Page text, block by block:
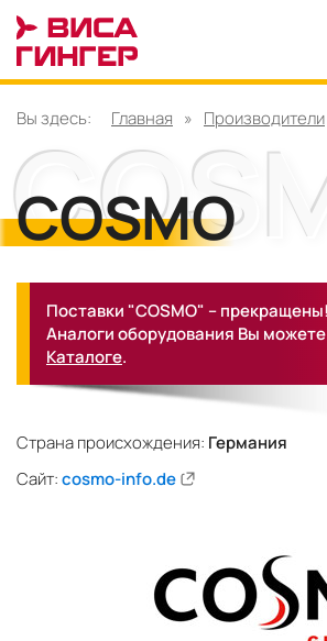
Вы здесь: Главная » Производители
COSMO
Поставки "COSMO" – прекращены!
Аналоги оборудования Вы
Каталоге.
Страна происхождения: Германия
Сайт:cosmo-info.de